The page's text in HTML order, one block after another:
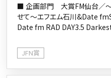
■ 企画部門 大賞FM仙台／
せて～エフエム石川&Date
Date fm RAD DAY3.5
JFN賞